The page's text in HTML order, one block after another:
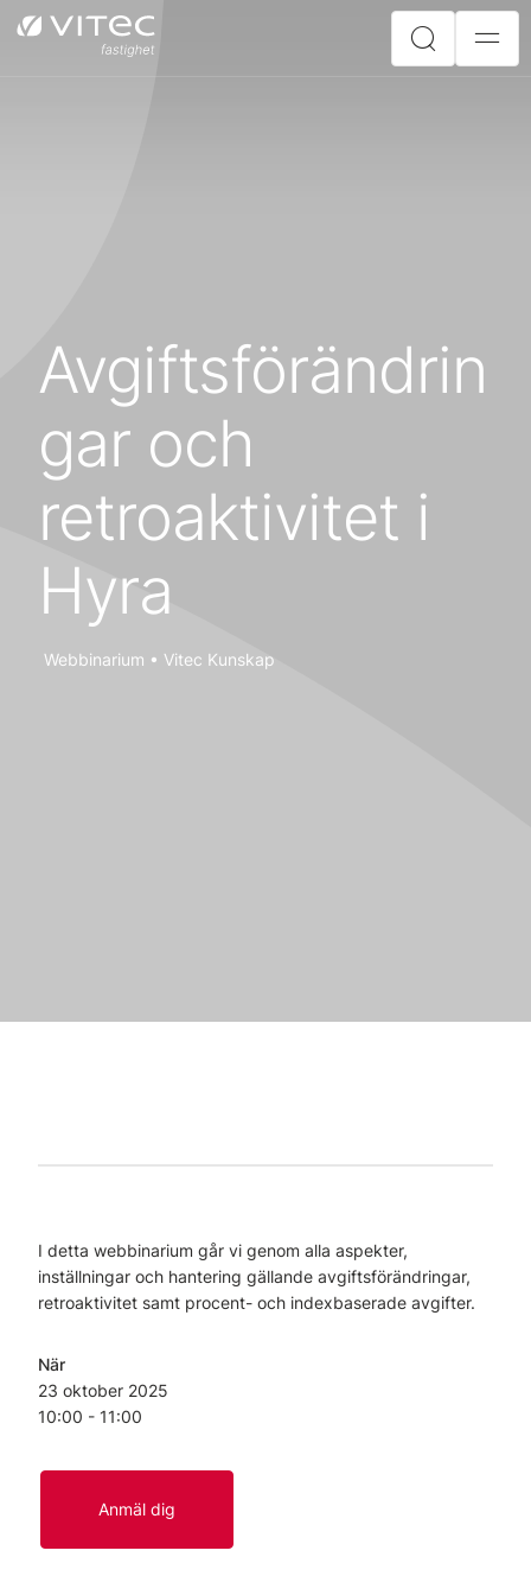
Avgiftsförändrin
gar och
retroaktivitet i
Hyra
Webbinarium • Vitec Kunskap
I detta webbinarium går vi genom alla aspekter,
inställningar och hantering gällande avgiftsförändringar,
retroaktivitet samt procent- och indexbaserade avgifter.
När
23 oktober 2025
10:00 - 11:00
Anmäl dig